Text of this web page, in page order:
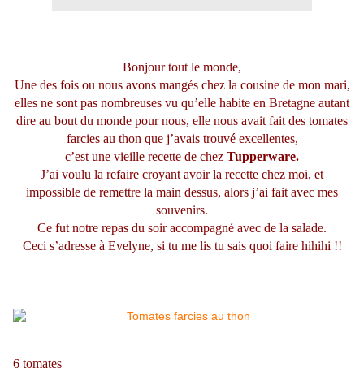
Bonjour tout le monde,
Une des fois ou nous avons mangés chez la cousine de mon mari,
elles ne sont pas nombreuses vu qu’elle habite en Bretagne autant
dire au bout du monde pour nous, elle nous avait fait des tomates
farcies au thon que j’avais trouvé excellentes,
c’est une vieille recette de chez Tupperware.
J’ai voulu la refaire croyant avoir la recette chez moi, et
impossible de remettre la main dessus, alors j’ai fait avec mes
souvenirs.
Ce fut notre repas du soir accompagné avec de la salade.
Ceci s’adresse à Evelyne, si tu me lis tu sais quoi faire hihihi !!
6 tomates